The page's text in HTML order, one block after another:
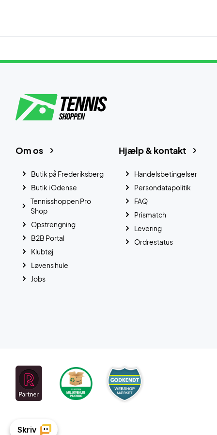
Hjælp & kontakt
Handelsbetingelser
Persondatapolitik
FAQ
Prismatch
Levering
Ordrestatus
Om os
Butik på Frederiksberg
Butik i Odense
Tennisshoppen Pro
Shop
Opstrengning
B2B Portal
Klubtøj
Løvens hule
Jobs